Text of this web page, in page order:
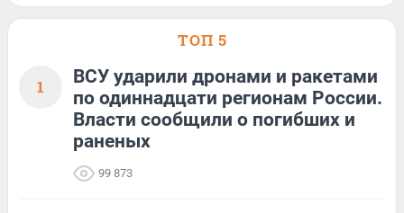
ТОП 5
1
ВСУ ударили дронами и ракетами
по одиннадцати регионам России.
Власти сообщили о погибших и
раненых
99 873